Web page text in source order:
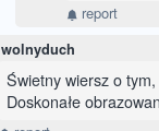
report
wolnyduch
Świetny wiersz o
Doskonałe